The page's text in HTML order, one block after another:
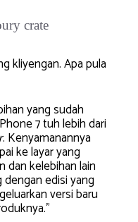
crate
kliyengan. Apa pula
yang sudah
7 tuh lebih dari
. Kenyamanannya
ke layar yang
dan kelebihan lain
edisi yang
versi baru